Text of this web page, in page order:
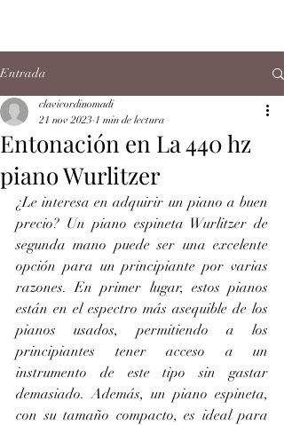
Entrada
Entonación en La 440 hz
piano Wurlitzer
clavicordinomadi
21 nov 2023 1 min de lectura
¿Le interesa en adquirir un piano a buen
precio? Un piano espineta Wurlitzer de
segunda mano puede ser una excelente
opción para un principiante por varias
razones. En primer lugar, estos pianos
están en el espectro más asequible de los
pianos usados, permitiendo a los
principiantes tener acceso a un
instrumento de este tipo sin gastar
demasiado. Además, un piano espineta,
con su tamaño compacto, es ideal para